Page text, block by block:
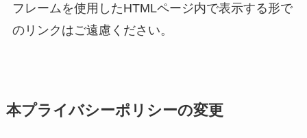
フレームを使用したHTMLページ内で表示する形で
のリンクはご遠慮ください。
本プライバシーポリシーの変更